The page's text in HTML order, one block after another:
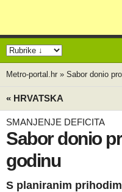
Metro-portal.hr » Sabor donio
« HRVATSKA
SMANJENJE DEFICITA
Sabor donio
godinu
S planiranim